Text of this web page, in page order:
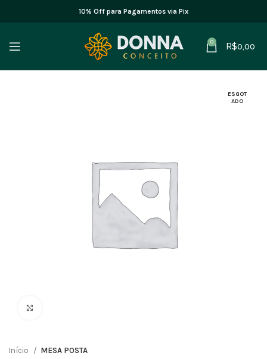
10% Off para Pagamentos via Pix
0 R$0,00
ESGOT
ADO
Início MESA POSTA